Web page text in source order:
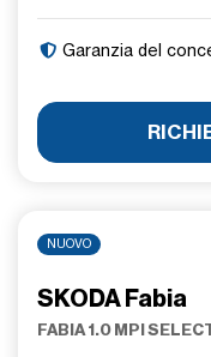
Garanzia del
NUOVO
SKODA Fabia
FABIA 1.0 MPI